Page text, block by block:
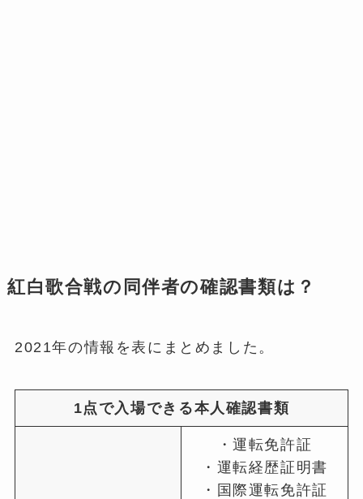
紅白歌合戦の同伴者の確認書類は？
2021年の情報を表にまとめました。
1点で入場できる本人確認書類
・運転免許証
・運転経歴証明書
・国際運転免許証